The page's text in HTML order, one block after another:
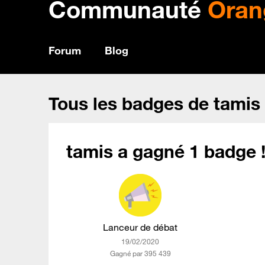
Communauté
Forum Blog
Tous les badges de tamis
tamis a gagné 1 badge !
Lanceur de débat
‎19/02/2020
Gagné par 395 439